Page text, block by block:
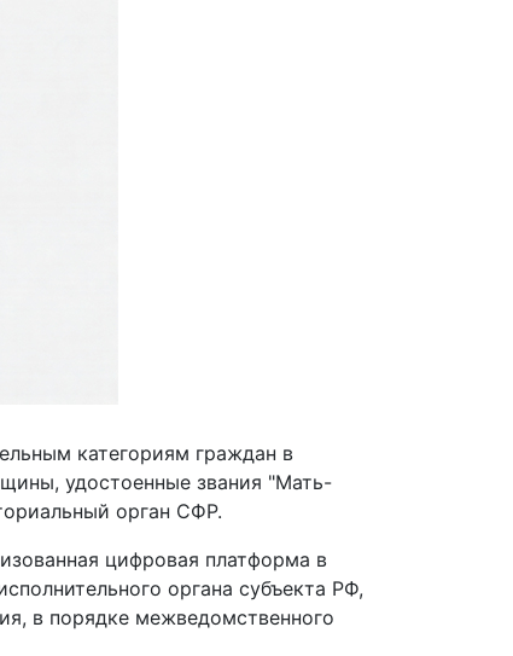
категориям граждан в
удостоенные звания "Мать-
орган СФР.
цифровая платформа в
органа субъекта РФ,
в порядке межведомственного